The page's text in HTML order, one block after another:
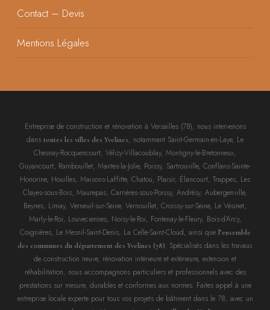
Contact – Devis
Mentions Légales
Entreprise de construction et rénovation à Versailles (78), nous intervenons
dans toutes les villes des Yvelines, notamment Saint-Germain-en-Laye, Le
Chesnay-Rocquencourt, Vélizy-Villacoublay, Montigny-le-Bretonneux,
Guyancourt, Rambouillet, Mantes-la-Jolie, Poissy, Sartrouville, Conflans-Sainte-
Honorine, Houilles, Maisons-Laffitte, Chatou, Plaisir, Élancourt, Trappes, Les
Clayes-sous-Bois, Maurepas, Carrières-sous-Poissy, Andrésy, Aubergenville,
Beynes, Limay, Verneuil-sur-Seine, Vernouillet, Croissy-sur-Seine, Le Vésinet,
Marly-le-Roi, Louveciennes, Noisy-le-Roi, Fontenay-le-Fleury, Bois-d’Arcy,
Coignières, Le Mesnil-Saint-Denis, La Celle-Saint-Cloud, ainsi que l’ensemble
des communes du département des Yvelines (78). Spécialisés dans les travaux
de construction neuve, rénovation intérieure et extérieure, extension et
réhabilitation, nous accompagnons particuliers et professionnels avec des
prestations sur mesure, durables et conformes aux normes. Faites appel à une
entreprise locale experte pour tous vos projets de bâtiment dans le 78, avec un